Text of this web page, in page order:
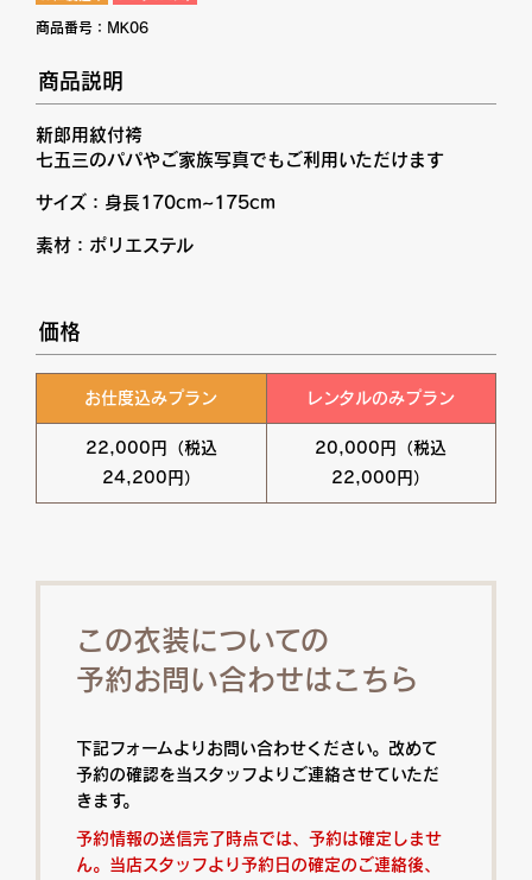
商品番号： MK06
商品説明
新郎用紋付袴
七五三のパパやご家族写真でもご利用いただけます
サイズ：身長170cm~175cm
素材：ポリエステル
価格
お仕度込みプラン
22,000円（税込
24,200円）
レンタルのみプラン
20,000円（税込
22,000円）
この衣装についての
予約お問い合わせはこちら
下記フォームよりお問い合わせください。改めて
予約の確認を当スタッフよりご連絡させていただ
きます。
予約情報の送信完了時点では、予約は確定しませ
ん。当店スタッフより予約日の確定のご連絡後、